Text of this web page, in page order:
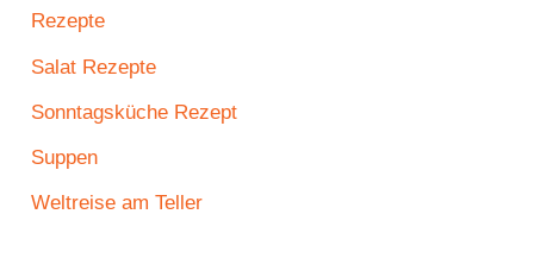
Rezepte
Salat Rezepte
Sonntagsküche Rezept
Suppen
Weltreise am Teller